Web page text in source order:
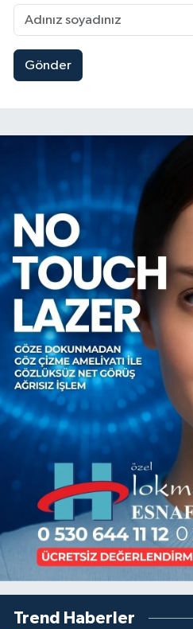
Gönder
Trend Haberler